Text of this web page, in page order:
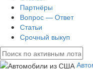
Партнёры
Вопрос — Ответ
Статьи
Срочный выкуп